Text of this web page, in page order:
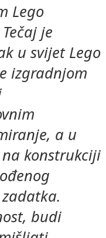
Lego
Tečaj je
u svijet Lego
izgradnjom
a u
konstrukciji
budi